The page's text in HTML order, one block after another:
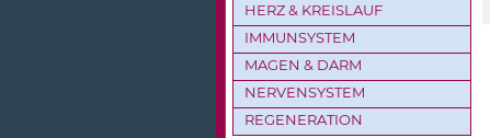
HERZ & KREISLAUF
IMMUNSYSTEM
MAGEN & DARM
NERVENSYSTEM
REGENERATION